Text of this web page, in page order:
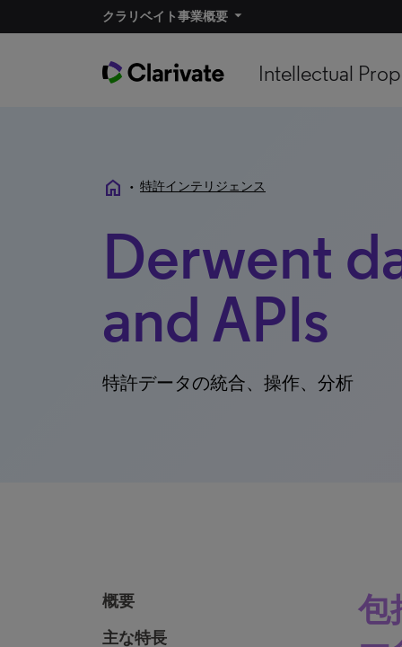
クラリベイト事業概要
Intellectual
home • 特許インテリジェンス
Derwent
and APIs
特許データの統合、操作、分析
概要
主な特長
包